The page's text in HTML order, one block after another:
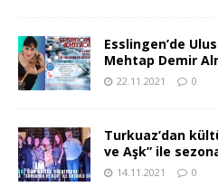
Esslingen’de
Mehtap Demir
22.11.2021 0
Turkuaz’dan
ve Aşk” ile
14.11.2021 0